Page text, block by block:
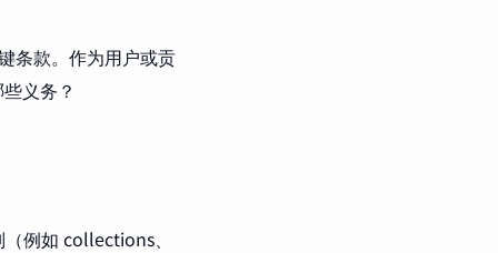
条款。作为用户或贡
义务？
例如 collections、